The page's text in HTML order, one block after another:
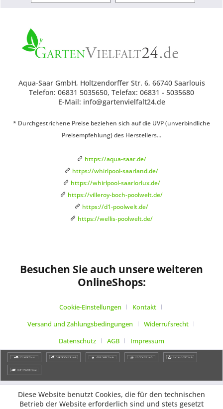
Aqua-Saar GmbH, Holtzendorffer Str. 6, 66740 Saarlouis
Telefon: 06831 5035650, Telefax: 06831 - 5035680
E-Mail: info@gartenvielfalt24.de
* Durchgestrichene Preise beziehen sich auf die UVP (unverbindliche
Preisempfehlung) des Herstellers...
https://aqua-saar.de/
https://whirlpool-saarland.de/
https://whirlpool-saarlorlux.de/
https://villeroy-boch-poolwelt.de/
https://d1-poolwelt.de/
https://wellis-poolwelt.de/
Besuchen Sie auch unsere weiteren
OnlineShops:
Cookie-Einstellungen
Kontakt
Versand und Zahlungsbedingungen
Widerrufsrecht
Datenschutz
AGB Impressum
Diese Website benutzt Cookies, die für den technischen
Betrieb der Website erforderlich sind und stets gesetzt